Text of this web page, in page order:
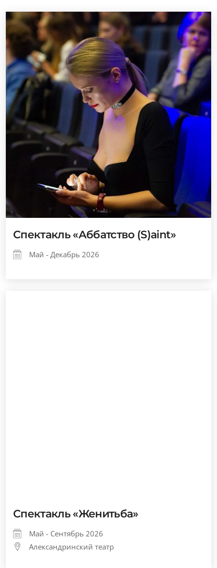
Спектакль «Аббатство (S)aint»
Май - Декабрь 2026
Спектакль «Женитьба»
Май - Сентябрь 2026
Александринский театр